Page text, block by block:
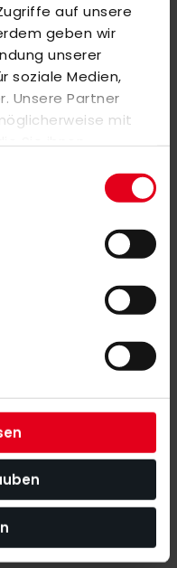
auf unsere
geben wir
unserer
soziale Medien,
Unsere Partner
mit
Sie ihnen
haben.
hinzuzufügen
White/ Beam Green
auf den neuesten Stand
um unseren Shop